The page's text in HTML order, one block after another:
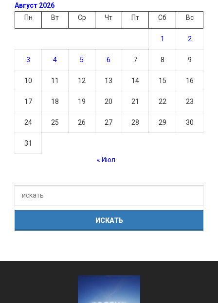
Август 2026
Пн
Вт Ср Чт Пт Сб Вс
1 2
3 4 5 6 7 8 9
10 11 12 13 14 15 16
17 18 19 20 21 22 23
24 25 26 27 28 29 30
31
« Июл